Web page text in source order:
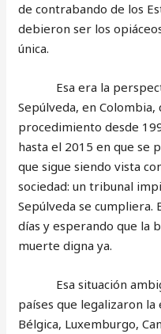
de contrabando de los
debieron ser los
única.
Esa era la
Sepúlveda, en
procedimiento desde
hasta el 2015 en que se
que sigue siendo vista
sociedad: un tribunal
Sepúlveda se cumpliera.
días y esperando que la
muerte digna ya.
Esa situación
países que legalizaron la
Bélgica, Luxemburgo,